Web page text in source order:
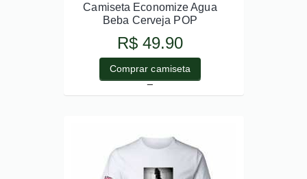
Camiseta Economize Agua
Beba Cerveja POP
R$ 49.90
Comprar camiseta
_